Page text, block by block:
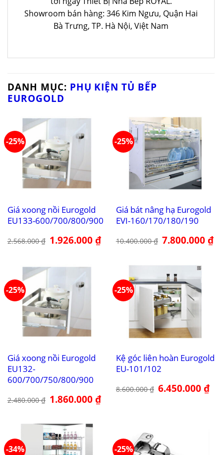
Showroom bán hàng: 346 Kim Ngưu, Quận Hai
Bà Trưng, TP. Hà Nội, Việt Nam
DANH MỤC: PHỤ KIỆN TỦ BẾP
EUROGOLD
-25%
Giá xoong nồi Eurogold
EU133-600/700/800/900
2.568.000₫ Giá
gốc
1.926.000₫Giá
hiện
1.926.000 ₫.
-25%
Giá bát nâng hạ Eurogold
EVI-160/170/180/190
10.400.000₫ Giá
gốc
7.800.000₫
-25%
Giá xoong nồi Eurogold
EU132-
600/700/750/800/900
2.480.000₫ Giá
gốc
1.860.000₫Giá
hiện
-25%
Kệ góc liên hoàn Eurogold
EU-101/102
8.600.000₫ Giá
gốc
6.450.000₫Giá
-34% -25%